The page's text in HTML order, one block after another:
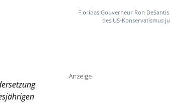
Floridas Gouverneur Ron
des US-Konservatismus
Anzeige